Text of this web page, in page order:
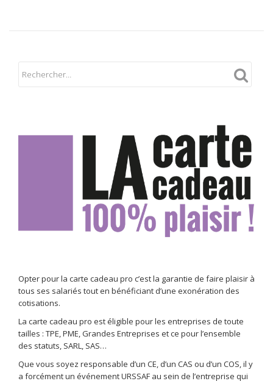
Opter pour la carte cadeau pro c’est la garantie de faire plaisir à
tous ses salariés tout en bénéficiant d’une exonération des
cotisations.
La carte cadeau pro est éligible pour les entreprises de toute
tailles : TPE, PME, Grandes Entreprises et ce pour l’ensemble
des statuts, SARL, SAS…
Que vous soyez responsable d’un CE, d’un CAS ou d’un COS, il y
a forcément un événement URSSAF au sein de l’entreprise qui